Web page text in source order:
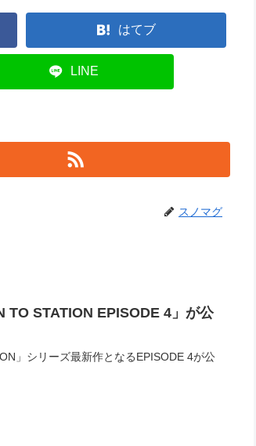
はてブ
LINE
スノマグ
TO STATION EPISODE 4」が公
」シリーズ最新作となるEPISODE 4が公